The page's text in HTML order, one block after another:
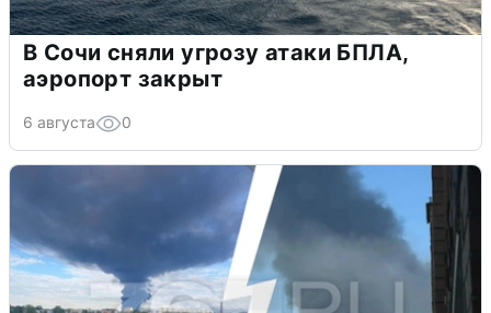
В Сочи сняли угрозу атаки БПЛА,
аэропорт закрыт
6 августа 0